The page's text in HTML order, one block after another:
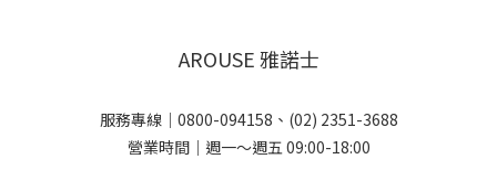
AROUSE 雅諾士
服務專線｜0800-094158、(02) 2351-3688
營業時間｜週一～週五 09:00-18:00